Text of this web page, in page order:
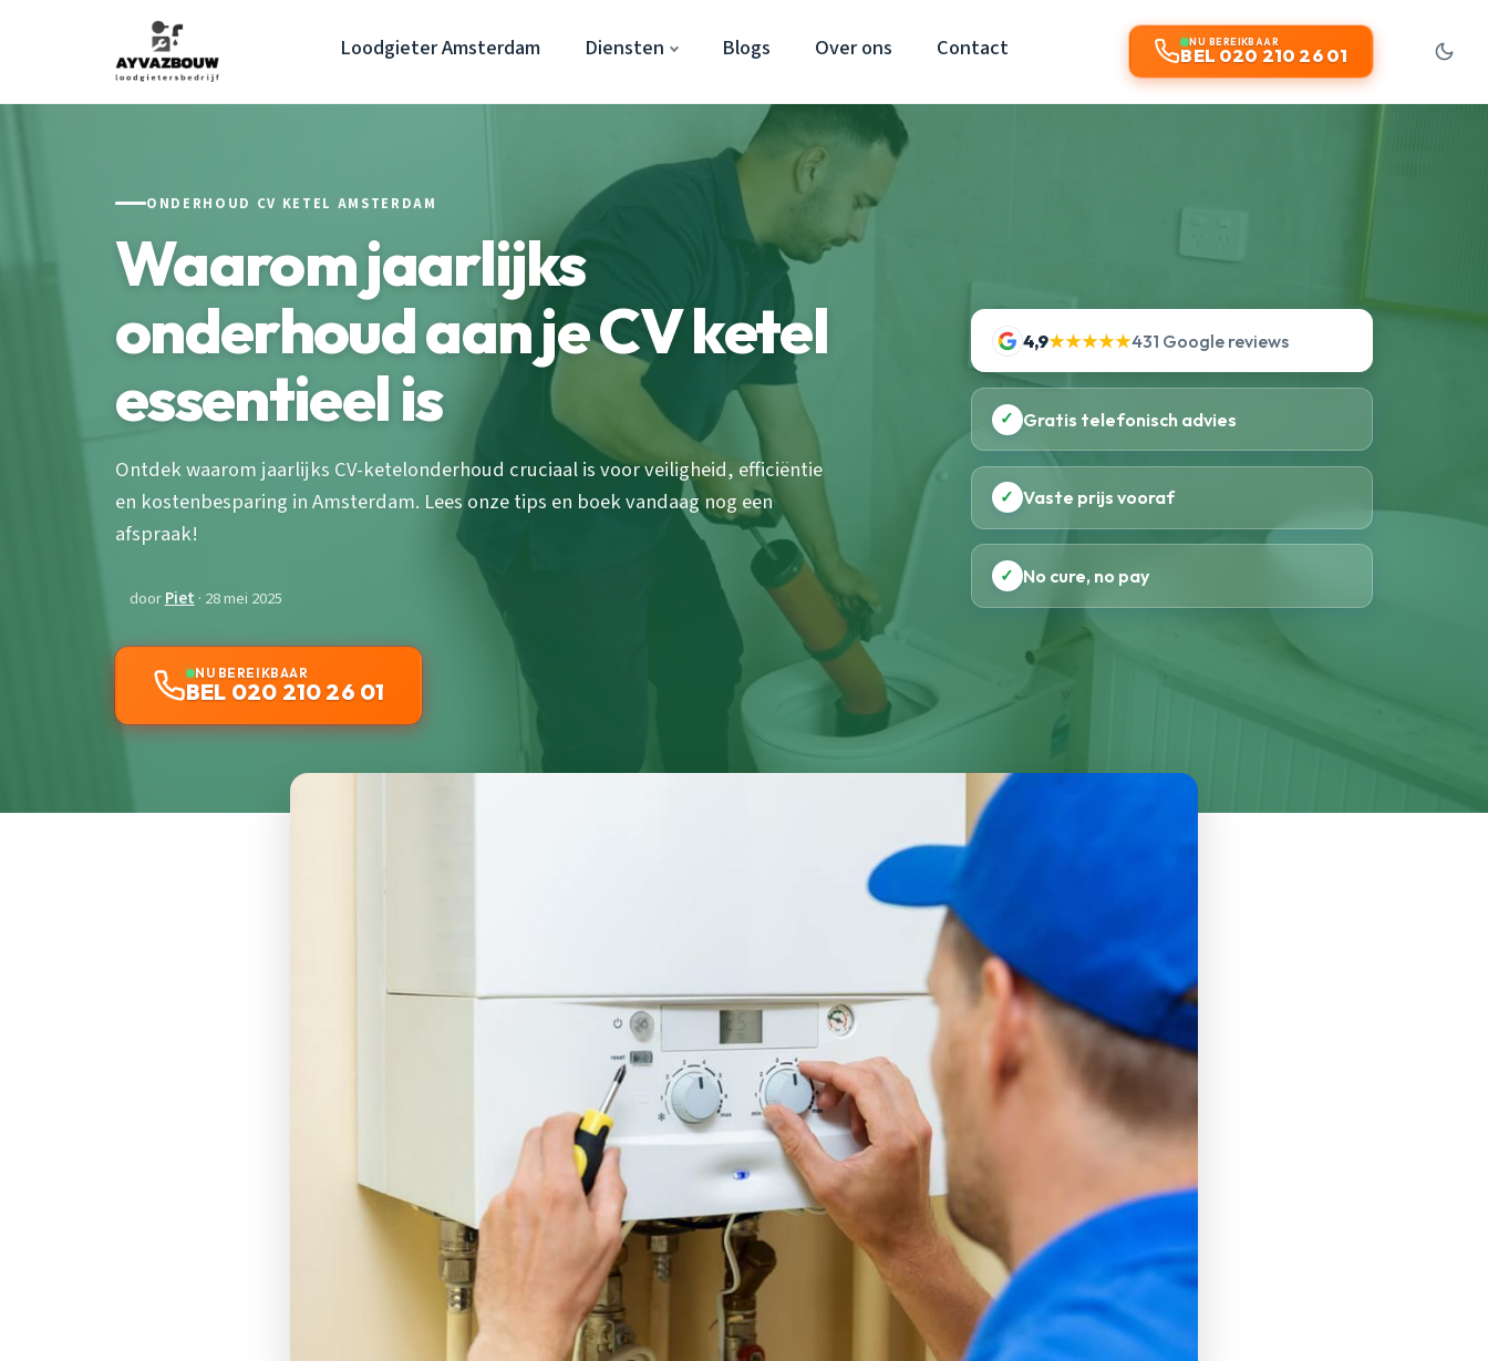
Loodgieter Amsterdam Diensten Blogs Over ons Contact NU BEREIKBAAR
BEL 020 210 26 01
ONDERHOUD CV KETEL AMSTERDAM
Waarom jaarlijks
onderhoud aan je CV ketel
essentieel is
Ontdek waarom jaarlijks CV-ketelonderhoud cruciaal is voor veiligheid, efficiëntie
en kostenbesparing in Amsterdam. Lees onze tips en boek vandaag nog een
afspraak!
doorPiet · 28 mei 2025
NU BEREIKBAAR
BEL 020 210 26 01
4,9★★★★★431 Google reviews
✓ Gratis telefonisch advies
✓ Vaste prijs vooraf
✓ No cure, no pay